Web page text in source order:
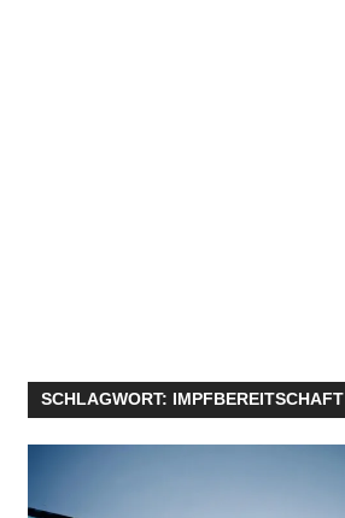
SCHLAGWORT: IMPFBEREITSCHAFT